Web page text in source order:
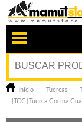
Inicio Tuercas
[TCC] Tuerca Cocina